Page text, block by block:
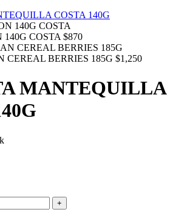
COSTA $870
CEREAL BERRIES 185G $1,250
MANTEQUILLA